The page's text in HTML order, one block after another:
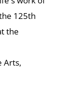
125th
the
Arts,